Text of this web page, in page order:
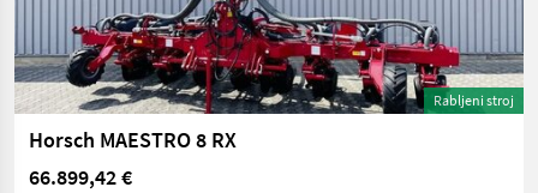
Rabljeni stroj
Horsch MAESTRO 8 RX
66.899,42 €